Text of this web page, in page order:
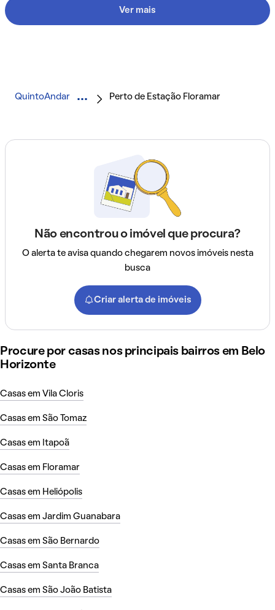
Ver mais
QuintoAndar Perto de Estação Floramar
Não encontrou o imóvel que procura?
O alerta te avisa quando chegarem novos imóveis nesta
busca
Criar alerta de imóveis
Procure por casas nos principais bairros em Belo
Horizonte
Casas em Vila Cloris
Casas em São Tomaz
Casas em Itapoã
Casas em Floramar
Casas em Heliópolis
Casas em Jardim Guanabara
Casas em São Bernardo
Casas em Santa Branca
Casas em São João Batista